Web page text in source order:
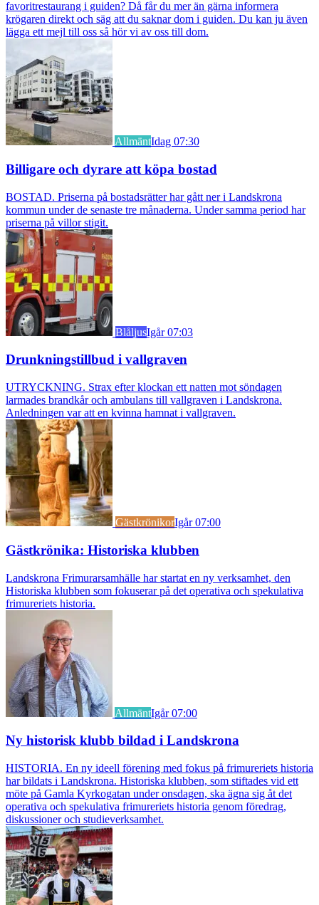
favoritrestaurang i guiden? Då får du mer än gärna informera
krögaren direkt och säg att du saknar dom i guiden. Du kan ju även
lägga ett mejl till oss så hör vi av oss till dom.
AllmäntIdag 07:30
Billigare och dyrare att köpa bostad
BOSTAD. Priserna på bostadsrätter har gått ner i Landskrona
kommun under de senaste tre månaderna. Under samma period har
priserna på villor stigit.
BlåljusIgår 07:03
Drunkningstillbud i vallgraven
UTRYCKNING. Strax efter klockan ett natten mot söndagen
larmades brandkår och ambulans till vallgraven i Landskrona.
Anledningen var att en kvinna hamnat i vallgraven.
GästkrönikorIgår 07:00
Gästkrönika: Historiska klubben
Landskrona Frimurarsamhälle har startat en ny verksamhet, den
Historiska klubben som fokuserar på det operativa och spekulativa
frimureriets historia.
AllmäntIgår 07:00
Ny historisk klubb bildad i Landskrona
HISTORIA. En ny ideell förening med fokus på frimureriets historia
har bildats i Landskrona. Historiska klubben, som stiftades vid ett
möte på Gamla Kyrkogatan under onsdagen, ska ägna sig åt det
operativa och spekulativa frimureriets historia genom föredrag,
diskussioner och studieverksamhet.